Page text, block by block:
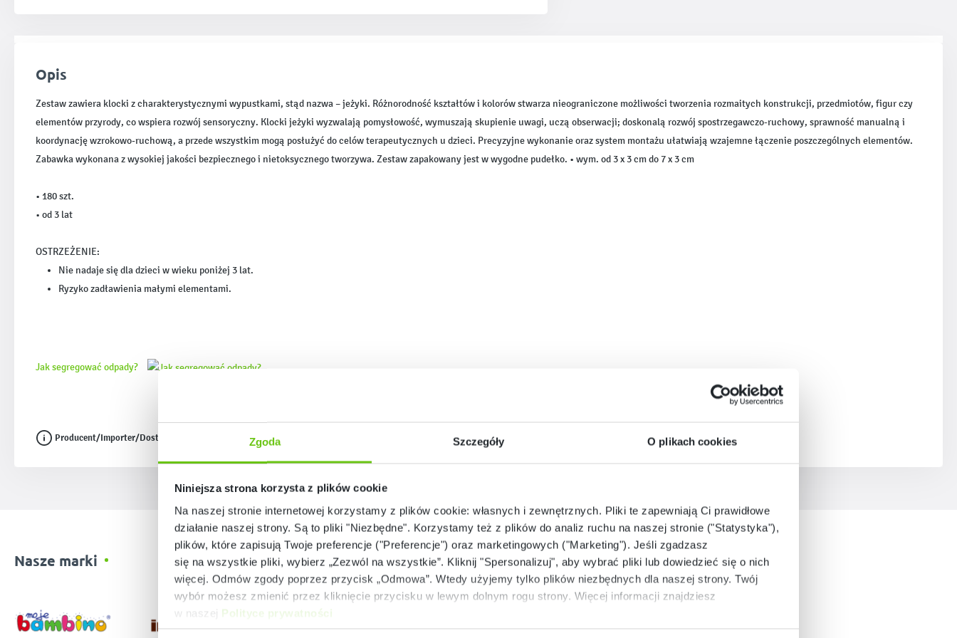
Zgoda Szczegóły O plikach cookies
Niniejsza strona korzysta z plików cookie
Na naszej stronie internetowej korzystamy z plików cookie: własnych i zewnętrznych. Pliki te zapewniają Ci prawidłowe
działanie naszej strony. Są to pliki "Niezbędne". Korzystamy też z plików do analiz ruchu na naszej stronie ("Statystyka"),
plików, które zapisują Twoje preferencje ("Preferencje") oraz marketingowych ("Marketing"). Jeśli zgadzasz
się na wszystkie pliki, wybierz „Zezwól na wszystkie”. Kliknij "Spersonalizuj", aby wybrać pliki lub dowiedzieć się o nich
więcej. Odmów zgody poprzez przycisk „Odmowa”. Wtedy użyjemy tylko plików niezbędnych dla naszej strony. Twój
wybór możesz zmienić przez kliknięcie przycisku w lewym dolnym rogu strony. Więcej informacji znajdziesz
w naszej Polityce prywatności
Opis
Zestaw zawiera klocki z charakterystycznymi wypustkami, stąd nazwa – jeżyki. Różnorodność kształtów i kolorów stwarza nieograniczone możliwości tworzenia rozmaitych konstrukcji, przedmiotów, figur czy
elementów przyrody, co wspiera rozwój sensoryczny. Klocki jeżyki wyzwalają pomysłowość, wymuszają skupienie uwagi, uczą obserwacji; doskonalą rozwój spostrzegawczo-ruchowy, sprawność manualną i
koordynację wzrokowo-ruchową, a przede wszystkim mogą posłużyć do celów terapeutycznych u dzieci. Precyzyjne wykonanie oraz system montażu ułatwiają wzajemne łączenie poszczególnych elementów.
Zabawka wykonana z wysokiej jakości bezpiecznego i nietoksycznego tworzywa. Zestaw zapakowany jest w wygodne pudełko. • wym. od 3 x 3 cm do 7 x 3 cm
• 180 szt.
• od 3 lat
OSTRZEŻENIE:
Nie nadaje się dla dzieci w wieku poniżej 3 lat.
Ryzyko zadławienia małymi elementami.
Jak segregować odpady?
Producent/Importer/Dostawca
Nasze marki